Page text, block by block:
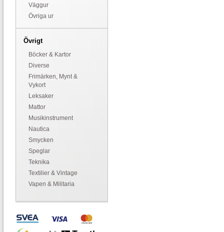
Väggur
Övriga ur
Övrigt
Böcker & Kartor
Diverse
Frimärken, Mynt &
Vykort
Leksaker
Mattor
Musikinstrument
Nautica
Smycken
Speglar
Teknika
Textilier & Vintage
Vapen & Militaria